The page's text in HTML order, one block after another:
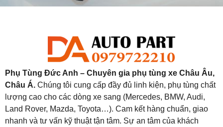
Phụ Tùng Đức Anh – Chuyên gia phụ tùng xe Châu Âu,
Châu Á. Chúng tôi cung cấp đầy đủ linh kiện, phụ tùng chất
lượng cao cho các dòng xe sang (Mercedes, BMW, Audi,
Land Rover, Mazda, Toyota…). Cam kết hàng chuẩn, giao
nhanh và tư vấn kỹ thuật tận tâm. Sự an tâm của khách